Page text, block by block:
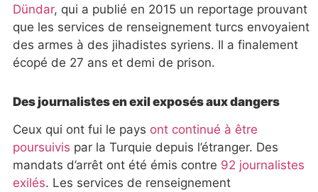
Dündar, qui a publié en 2015 un reportage prouvant
que les services de renseignement turcs envoyaient
des armes à des jihadistes syriens. Il a finalement
écopé de 27 ans et demi de prison.
Des journalistes en exil exposés aux dangers
Ceux qui ont fui le pays ont continué à être
poursuivis par la Turquie depuis l’étranger. Des
mandats d’arrêt ont été émis contre 92 journalistes
exilés. Les services de renseignement